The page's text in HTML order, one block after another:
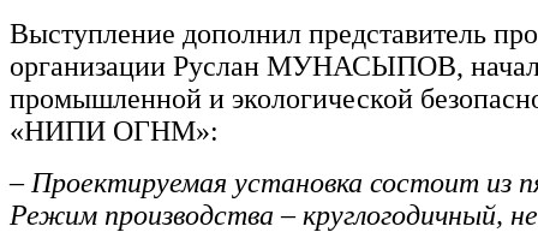
Выступление дополнил представитель
организации Руслан МУНАСЫПОВ,
промышленной и экологической
«НИПИ ОГНМ»:
– Проектируемая установка состоит из
Режим производства – круглогодичный,